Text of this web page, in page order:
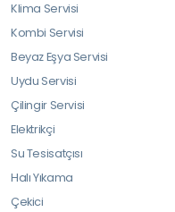
Klima Servisi
Kombi Servisi
Beyaz Eşya Servisi
Uydu Servisi
Çilingir Servisi
Elektrikçi
Su Tesisatçısı
Halı Yıkama
Çekici